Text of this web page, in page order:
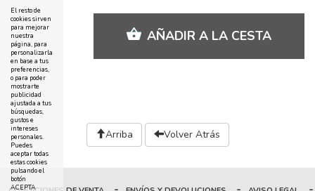
AÑADIR A LA CESTA
Arriba Volver Atrás
El resto de
cookies sirven
para mejorar
nuestra
página, para
personalizarla
en base a tus
preferencias,
o para poder
mostrarte
publicidad
ajustada a tus
búsquedas,
gustos e
intereses
personales.
Puedes
aceptar todas
estas cookies
pulsando el
botón
ACEPTA